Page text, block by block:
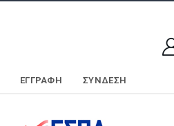
ΕΓΓΡΑΦΗ ΣΎΝΔΕΣΗ